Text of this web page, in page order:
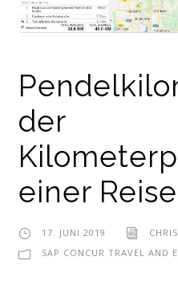
der
einer
17. JUNI 2019
SAP CONCUR TRAVEL AND